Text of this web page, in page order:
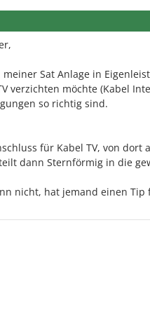
Sat Anlage in
verzichten möchte (Kabel
so richtig sind.
für Kabel TV, von dort
dann Sternförmig in die
nicht, hat jemand einen Tip